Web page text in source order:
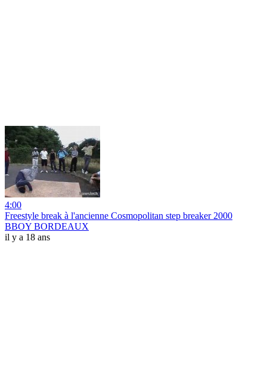
4:00
Freestyle break à l'ancienne Cosmopolitan step breaker 2000
BBOY BORDEAUX
il y a 18 ans